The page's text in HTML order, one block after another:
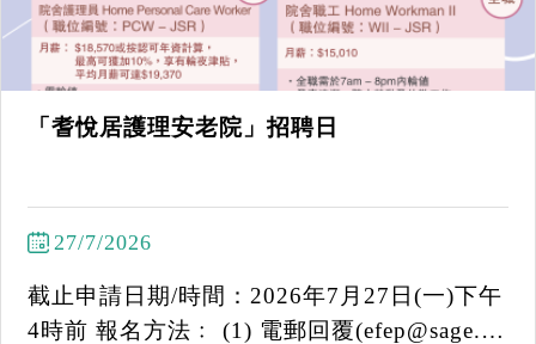
「耆悅居護理安老院」招聘日
27/7/2026
截止申請日期/時間：2026年7月27日(一)下午
4時前 報名方法﹕ (1) 電郵回覆(efep@sage.or